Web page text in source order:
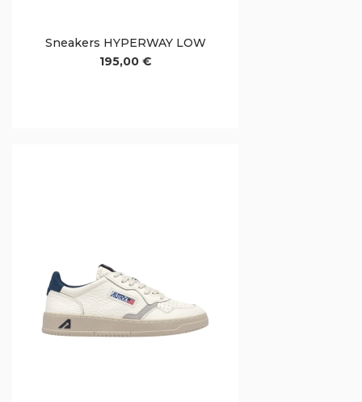
Sneakers HYPERWAY LOW
195,00 €